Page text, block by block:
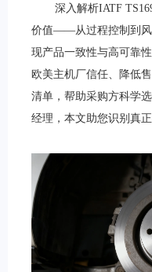
深入解析IATF
价值——从过程控制到风
现产品一致性与高可靠
欧美主机厂信任、降低
清单，帮助采购方科学
经理，本文助您识别真